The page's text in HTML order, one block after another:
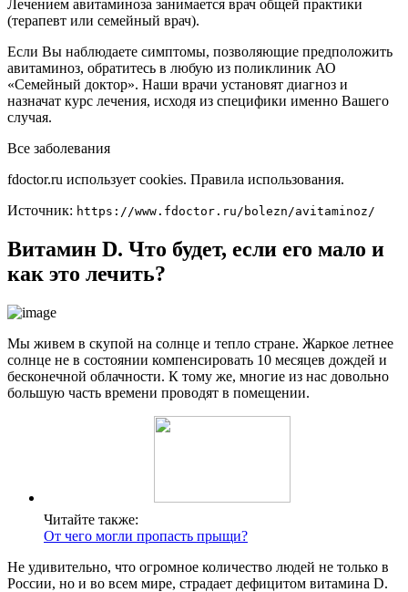
Лечением авитаминоза занимается врач общей практики
(терапевт или семейный врач).
Если Вы наблюдаете симптомы, позволяющие предположить
авитаминоз, обратитесь в любую из поликлиник АО
«Семейный доктор». Наши врачи установят диагноз и
назначат курс лечения, исходя из специфики именно Вашего
случая.
Все заболевания
fdoctor.ru использует cookies. Правила использования.
Источник: https://www.fdoctor.ru/bolezn/avitaminoz/
Витамин D. Что будет, если его мало и
как это лечить?
Мы живем в скупой на солнце и тепло стране. Жаркое летнее
солнце не в состоянии компенсировать 10 месяцев дождей и
бесконечной облачности. К тому же, многие из нас довольно
большую часть времени проводят в помещении.
Читайте также:
От чего могли пропасть прыщи?
Не удивительно, что огромное количество людей не только в
России, но и во всем мире, страдает дефицитом витамина D.